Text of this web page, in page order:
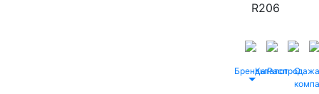
R206
БрендыКаталог
Распродажа
О